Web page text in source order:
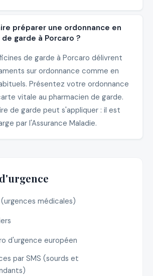
préparer une ordonnance en
garde à Porcaro ?
de garde à Porcaro délivrent
sur ordonnance comme en
Présentez votre ordonnance
vitale au pharmacien de garde.
de garde peut s'appliquer : il est
par l'Assurance Maladie.
médicales)
d'urgence européen
par SMS (sourds et